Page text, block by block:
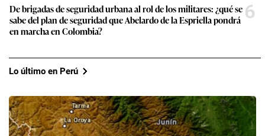
De brigadas de seguridad urbana al rol de los militares: ¿qué se
sabe del plan de seguridad que Abelardo de la Espriella pondrá
en marcha en Colombia?
6
Lo último en Perú